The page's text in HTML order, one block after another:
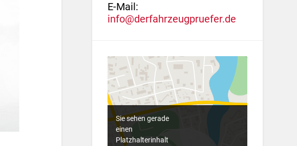
E-Mail:
info@derfahrzeugpruefer.de
Sie sehen gerade
einen
Platzhalterinhalt